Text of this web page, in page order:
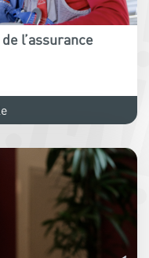
l’assurance